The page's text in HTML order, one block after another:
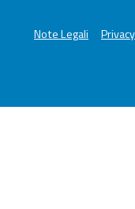
Note Legali